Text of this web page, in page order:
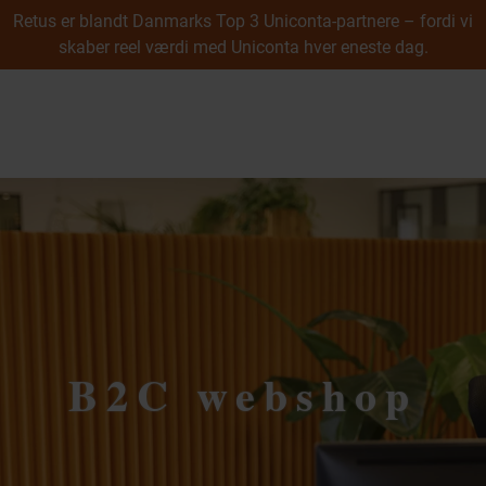
Retus er blandt Danmarks Top 3 Uniconta-partnere – fordi vi
skaber reel værdi med Uniconta hver eneste dag.
Cases
Webshop
Undervisning
UX & Digitalt Design
Uniconta
Uniconta Add-ons & Plugins
Uniconta API
Integration
B2C webshop